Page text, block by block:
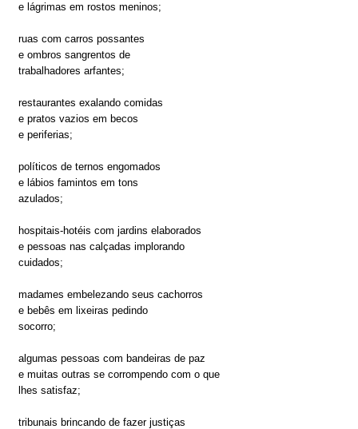
e lágrimas em rostos meninos;
ruas com carros possantes
e ombros sangrentos de
trabalhadores arfantes;
restaurantes exalando comidas
e pratos vazios em becos
e periferias;
políticos de ternos engomados
e lábios famintos em tons
azulados;
hospitais-hotéis com jardins elaborados
e pessoas nas calçadas implorando
cuidados;
madames embelezando seus cachorros
e bebês em lixeiras pedindo
socorro;
algumas pessoas com bandeiras de paz
e muitas outras se corrompendo com o que
lhes satisfaz;
tribunais brincando de fazer justiças